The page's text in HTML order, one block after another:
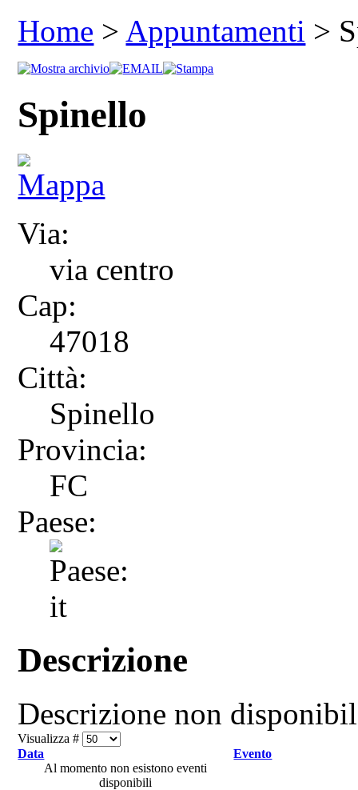
Home > Appuntamenti >
Spinello
Via:
via centro
Cap:
47018
Città:
Spinello
Provincia:
FC
Paese:
Descrizione
Descrizione non
Visualizza #
Data
Evento
Al momento non esistono eventi
disponibili